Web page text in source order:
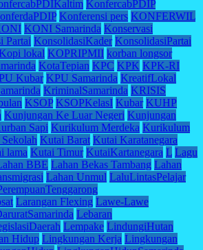
KonfercabPDIP
Konferensi pers KONFERWIL
KONI Samarinda Konservasi
Partai KonsolidasiKader KonsolidasiPartai
lokal KOPRIPMII korban longsor
KotaTepian KPC KPK KPK-RI
Kubar KPU Samarinda KreatifLokal
KriminalSamarinda KRISIS
KSOP KSOPKelasI Kubar KUHP
Kunjungan Ke Luar Negeri Kunjungan
Sapi Kurikulum Merdeka Kurikulum
Kutai Barat Kutai Karatanegara
lama Kutai Timur KutaiKartanegara L Lagu
BBE Lahan Bekas Tambang Lahan
Lahan Unmul LaluLintasPelajar
Larangan Flexing Lawe-Lawe
Lebaran
Lempake LindungiHutan
Hidup Lingkungan Kerja Lingkungan